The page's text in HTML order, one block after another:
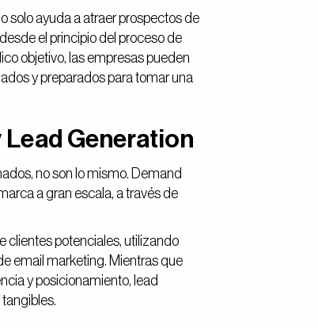
solo ayuda a atraer prospectos de
el principio del proceso de
objetivo, las empresas pueden
y preparados para tomar una
Generation
no son lo mismo. Demand
a gran escala, a través de
clientes potenciales, utilizando
email marketing. Mientras que
y posicionamiento, lead